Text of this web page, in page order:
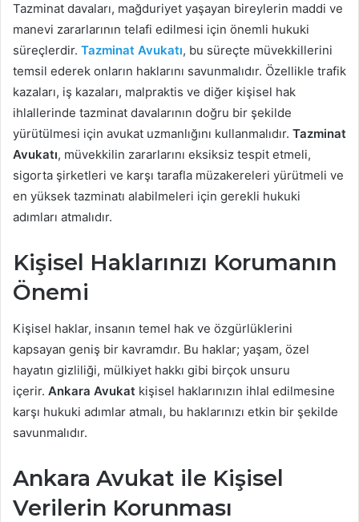
Tazminat davaları, mağduriyet yaşayan bireylerin maddi ve
manevi zararlarının telafi edilmesi için önemli hukuki
süreçlerdir. Tazminat Avukatı, bu süreçte müvekkillerini
temsil ederek onların haklarını savunmalıdır. Özellikle trafik
kazaları, iş kazaları, malpraktis ve diğer kişisel hak
ihlallerinde tazminat davalarının doğru bir şekilde
yürütülmesi için avukat uzmanlığını kullanmalıdır. Tazminat
Avukatı, müvekkilin zararlarını eksiksiz tespit etmeli,
sigorta şirketleri ve karşı tarafla müzakereleri yürütmeli ve
en yüksek tazminatı alabilmeleri için gerekli hukuki
adımları atmalıdır.
Kişisel Haklarınızı Korumanın
Önemi
Kişisel haklar, insanın temel hak ve özgürlüklerini
kapsayan geniş bir kavramdır. Bu haklar; yaşam, özel
hayatın gizliliği, mülkiyet hakkı gibi birçok unsuru
içerir. Ankara Avukat kişisel haklarınızın ihlal edilmesine
karşı hukuki adımlar atmalı, bu haklarınızı etkin bir şekilde
savunmalıdır.
Ankara Avukat ile Kişisel
Verilerin Korunması